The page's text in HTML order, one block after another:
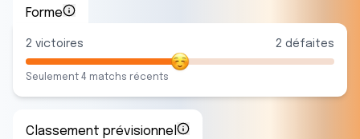
Forme
2 victoires 2 défaites
Seulement 4 matchs récents
Classement prévisionnel